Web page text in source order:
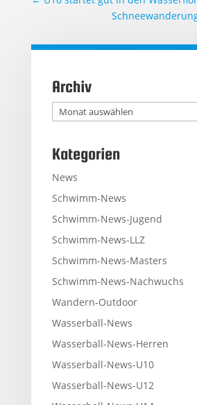
Archiv
Archiv
Kategorien
News
Schwimm-News
Schwimm-News-Jugend
Schwimm-News-LLZ
Schwimm-News-Masters
Schwimm-News-Nachwuchs
Wandern-Outdoor
Wasserball-News
Wasserball-News-Herren
Wasserball-News-U10
Wasserball-News-U12